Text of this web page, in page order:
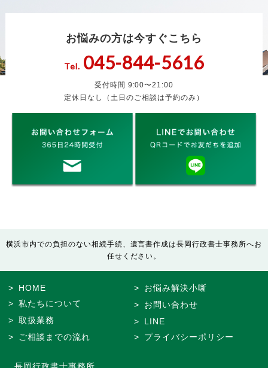
お悩みの方は今すぐこちら
Tel. 045-844-5616
受付時間 9:00〜21:00
定休日なし（土日のご相談は予約のみ）
横浜市内での負担のない相続手続、遺言書作成は長岡行政書士事務所へお
任せください。
HOME
私たちについて
取扱業務
ご相談までの流れ
お悩み解決小噺
お問い合わせ
LINE
プライバシーポリシー
長岡行政書士事務所